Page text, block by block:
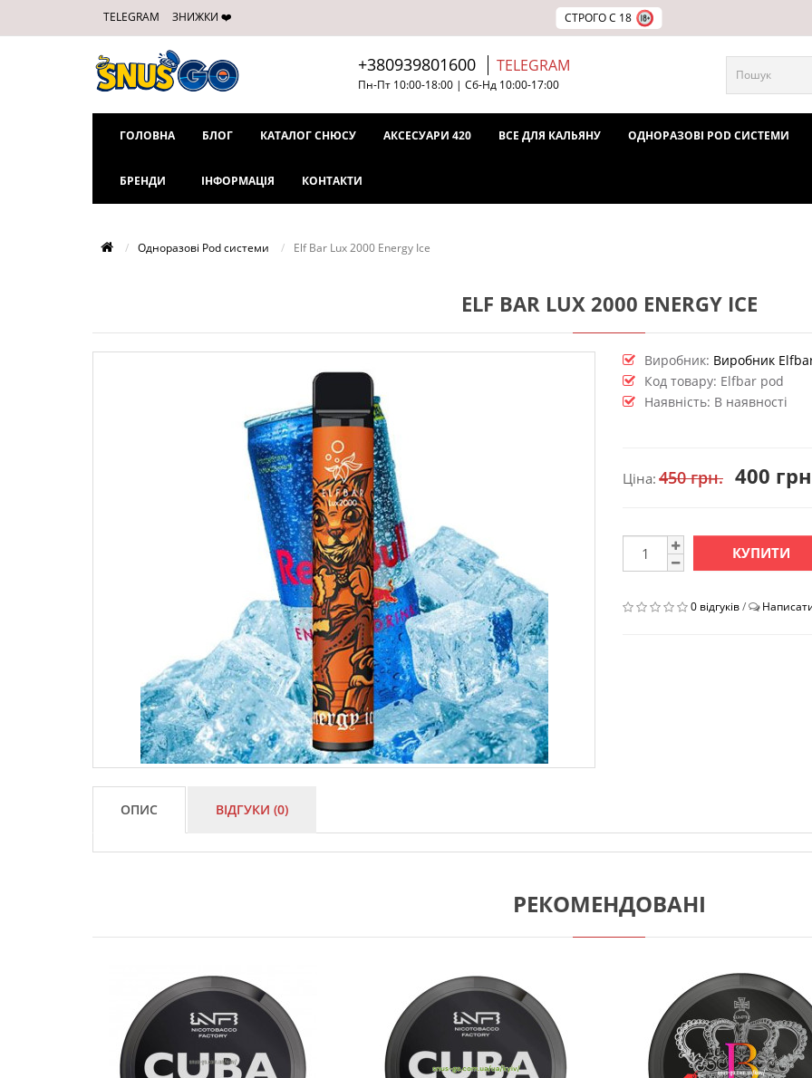
TELEGRAM ЗНИЖКИ ❤️ СТРОГО С 18
+380939801600 TELEGRAM
Пн-Пт 10:00-18:00 | Сб-Нд 10:00-17:00
ГОЛОВНА БЛОГ КАТАЛОГ СНЮСУ АКСЕСУАРИ 420 ВСЕ ДЛЯ КАЛЬЯНУ ОДНОРАЗОВІ POD СИСТЕМИ
БРЕНДИ ІНФОРМАЦІЯ КОНТАКТИ
Одноразові Pod системи Elf Bar Lux 2000 Energy Ice
ELF BAR LUX 2000 ENERGY ICE
Виробник: Виробник
Код товару: Elfbar pod
Наявність: В наявності
Ціна: 450 грн. 400
КУПИТИ
0 відгуків/
ОПИС ВІДГУКИ (0)
РЕКОМЕНДОВАНІ